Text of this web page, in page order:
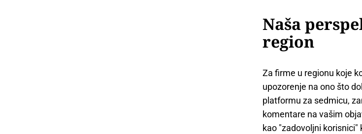
Naša
region
Za firme u regionu koje
upozorenje na ono što
platformu za sedmicu,
komentare na vašim
kao "zadovoljni korisnici"